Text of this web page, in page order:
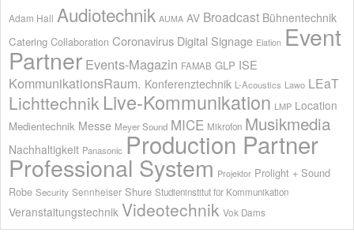
Adam Hall Audiotechnik AUMA AV Broadcast Bühnentechnik
Catering Collaboration Coronavirus Digital Signage Elation Event
Partner Events-Magazin FAMAB GLP ISE
KommunikationsRaum. Konferenztechnik L-Acoustics Lawo LEaT
Lichttechnik Live-Kommunikation LMP Location
Medientechnik Messe Meyer Sound MICE Mikrofon Musikmedia
Nachhaltigkeit Panasonic Production Partner
Professional System Projektor Prolight + Sound
Robe Security Sennheiser Shure Studieninstitut für Kommunikation
Veranstaltungstechnik Videotechnik Vok Dams